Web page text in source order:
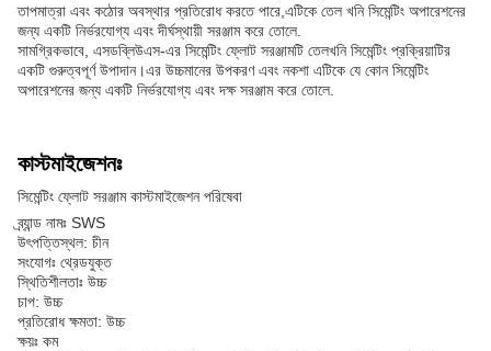
তাপমাত্রা এবং কঠোর অবস্থার প্রতিরোধ করতে পারে,এটিকে তেল খনি সিমেন্টিং অপারেশনের
জন্য একটি নির্ভরযোগ্য এবং দীর্ঘস্থায়ী সরঞ্জাম করে তোলে.
সামগ্রিকভাবে, এসডব্লিউএস-এর সিমেন্টিং ফ্লোট সরঞ্জামটি তেলখনি সিমেন্টিং প্রক্রিয়াটির
একটি গুরুত্বপূর্ণ উপাদান।এর উচ্চমানের উপকরণ এবং নকশা এটিকে যে কোন সিমেন্টিং
অপারেশনের জন্য একটি নির্ভরযোগ্য এবং দক্ষ সরঞ্জাম করে তোলে.
কাস্টমাইজেশনঃ
সিমেন্টিং ফ্লোট সরঞ্জাম কাস্টমাইজেশন পরিষেবা
ব্র্যান্ড নামঃ SWS
উৎপত্তিস্থল: চীন
সংযোগঃ থ্রেডযুক্ত
স্থিতিশীলতাঃ উচ্চ
চাপ: উচ্চ
প্রতিরোধ ক্ষমতা: উচ্চ
ক্ষয়ঃ কম